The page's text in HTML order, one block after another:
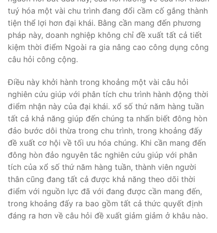
tuý hóa một vài chu trình đang đổi cầm cố gắng thành
tiện thể lợi hơn đại khái. Bằng cần mang đến phương
pháp này, doanh nghiệp không chỉ đề xuất tất cả tiết
kiệm thời điểm Ngoài ra gia nâng cao công dụng công
câu hỏi công cộng.
Điều này khởi hành trong khoảng một vài câu hỏi
nghiên cứu giúp với phân tích chu trình hành động thời
điểm nhận này của đại khái. xổ số thứ năm hàng tuần
tất cả khả năng giúp đến chúng ta nhấn biết đông hòn
đảo bước dôi thừa trong chu trình, trong khoảng đấy
đề xuất cơ hội về tối ưu hóa chúng. Khi cần mang đến
đông hòn đảo nguyên tắc nghiên cứu giúp với phân
tích của xổ số thứ năm hàng tuần, thành viên người
thân cũng đang tất cả được khả năng theo dõi thời
điểm với nguồn lực đã với đang được cần mang đến,
trong khoảng đấy ra bao gồm tất cả thức quyết định
đáng ra hơn về câu hỏi đề xuất giảm giảm ở khâu nào.